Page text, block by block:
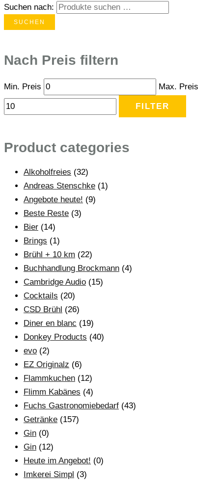
Suchen nach:
SUCHEN
Nach Preis filtern
Min. Preis Max. Preis
FILTER
Product categories
Alkoholfreies (32)
Andreas Stenschke (1)
Angebote heute! (9)
Beste Reste (3)
Bier (14)
Brings (1)
Brühl + 10 km (22)
Buchhandlung Brockmann (4)
Cambridge Audio (15)
Cocktails (20)
CSD Brühl (26)
Diner en blanc (19)
Donkey Products (40)
evo (2)
EZ Originalz (6)
Flammkuchen (12)
Flimm Kabänes (4)
Fuchs Gastronomiebedarf (43)
Getränke (157)
Gin (0)
Gin (12)
Heute im Angebot! (0)
Imkerei Simpl (3)